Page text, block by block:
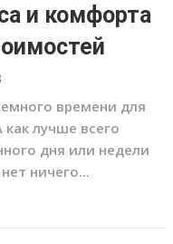
и комфорта
времени для
лучше всего
дня или недели
ничего...